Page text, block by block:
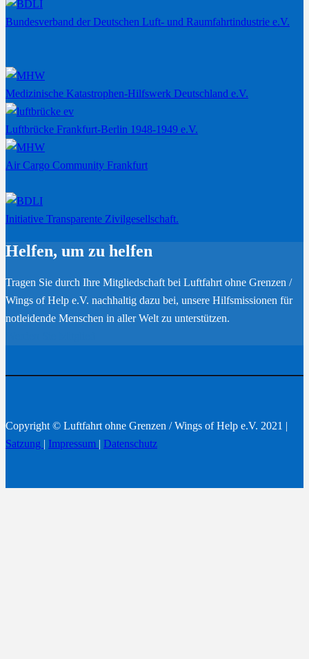
Bundesverband der Deutschen Luft- und Raumfahrtindustrie e.V.
Medizinische Katastrophen-Hilfswerk Deutschland e.V.
Luftbrücke Frankfurt-Berlin 1948-1949 e.V.
Air Cargo Community Frankfurt
Initiative Transparente Zivilgesellschaft.
Helfen, um zu helfen
Tragen Sie durch Ihre Mitgliedschaft bei Luftfahrt ohne Grenzen /
Wings of Help e.V. nachhaltig dazu bei, unsere Hilfsmissionen für
notleidende Menschen in aller Welt zu unterstützen.
Copyright © Luftfahrt ohne Grenzen / Wings of Help e.V. 2021 |
Satzung | Impressum | Datenschutz